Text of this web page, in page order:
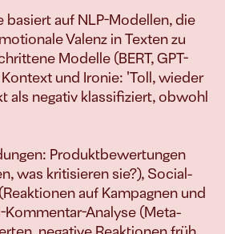
treiben wir Euer
& erfolgreich implementiert.
B2B-Leads & Kunden
E-Commerce
Mehr Produkt
basiert auf NLP-Modellen, die
Valenz in Texten zu
Modelle (BERT, GPT-
und Ironie: 'Toll, wieder
als negativ klassifiziert, obwohl
Produktbewertungen
was kritisieren sie?), Social-
auf Kampagnen und
Kommentar-Analyse (Meta-